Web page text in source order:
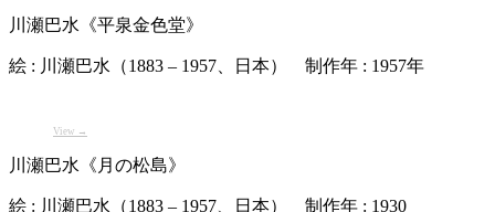
川瀬巴水《平泉金色堂》
絵 : 川瀬巴水（1883 – 1957、日本） 制作年 : 1957年
View →
川瀬巴水《月の松島》
絵 : 川瀬巴水（1883 – 1957、日本） 制作年 : 1930